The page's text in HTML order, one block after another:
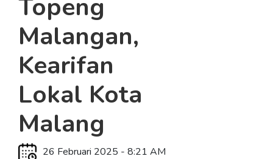
Topeng
Malangan,
Kearifan
Lokal Kota
Malang
26 Februari 2025 - 8:21 AM